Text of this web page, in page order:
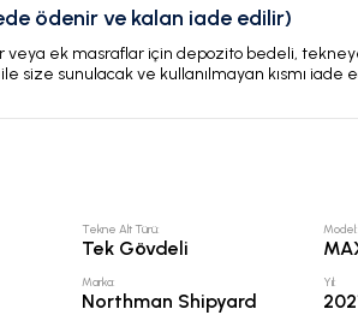
ödenir ve kalan iade edilir)
veya ek masraflar için depozito bedeli,
size sunulacak ve kullanılmayan kısmı iade
Tekne Alt Türü:
Tek Gövdeli
Model:
Marka:
Northman Shipyard
Yıl: